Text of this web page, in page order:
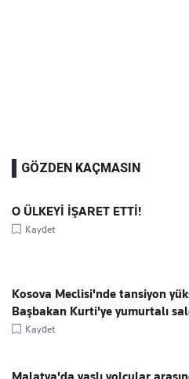
GÖZDEN KAÇMASIN
O ÜLKEYİ İŞARET ETTİ!
Kaydet
Kosova Meclisi'nde tansiyon
Başbakan Kurti'ye yumurtalı
Kaydet